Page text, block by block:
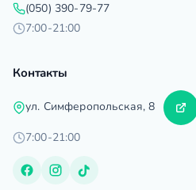
(050) 390-79-77
7:00-21:00
Контакты
ул. Симферопольская, 8
7:00-21:00